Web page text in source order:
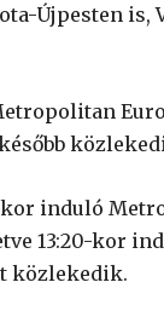
Újpesten is,
induló
13:20-kor
közlekedik.